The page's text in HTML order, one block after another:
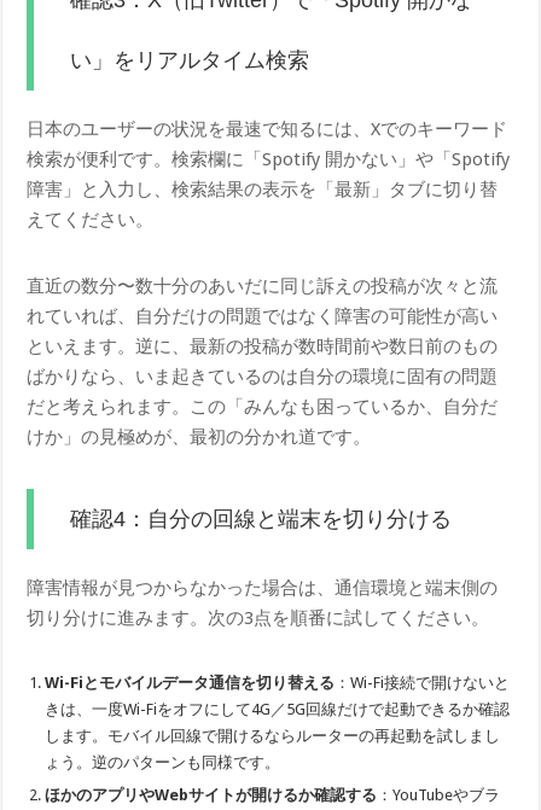
い」をリアルタイム検索
日本のユーザーの状況を最速で知るには、Xでのキーワード
検索が便利です。検索欄に「Spotify 開かない」や「Spotify
障害」と入力し、検索結果の表示を「最新」タブに切り替
えてください。
直近の数分〜数十分のあいだに同じ訴えの投稿が次々と流
れていれば、自分だけの問題ではなく障害の可能性が高い
といえます。逆に、最新の投稿が数時間前や数日前のもの
ばかりなら、いま起きているのは自分の環境に固有の問題
だと考えられます。この「みんなも困っているか、自分だ
けか」の見極めが、最初の分かれ道です。
確認4：自分の回線と端末を切り分ける
障害情報が見つからなかった場合は、通信環境と端末側の
切り分けに進みます。次の3点を順番に試してください。
Wi-Fiとモバイルデータ通信を切り替える ：Wi-Fi接続で開けないと
きは、一度Wi-Fiをオフにして4G／5G回線だけで起動できるか確認
します。モバイル回線で開けるならルーターの再起動を試しまし
ょう。逆のパターンも同様です。
ほかのアプリやWebサイトが開けるか確認する ：YouTubeやブラ